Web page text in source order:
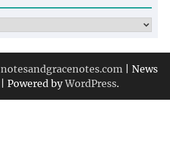
notesandgracenotes.com | News
| Powered byWordPress.